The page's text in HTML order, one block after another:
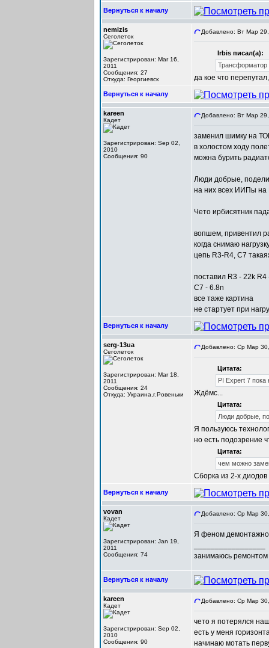
Вернуться к началу
nemizis
Сеголеток
Зарегистрирован: Mar 16,
2011
Сообщения: 27
Откуда: Георгиевск
Добавлено: Вт Мар
Irbis писал(а):
Трансформатор
да кое что
Вернуться к началу
kareen
Кадет
Зарегистрирован: Sep 02,
2010
Сообщения: 90
Добавлено: Вт Мар
заменил шимку на
в холостом ходу
можна бурить
Люди добрые,
на них всех ИИПы на
Чето ирбисятник
вопшем, привентил
когда снимаю
цепь R3-R4, C7
поставил R3 - 22k R4
C7 - 6.8n
все таже картина
не стартует при
Вернуться к началу
serg-13ua
Сеголеток
Зарегистрирован: Mar 18,
2011
Сообщения: 24
Откуда: Украина,г.Ровеньки
Добавлено: Ср Мар
Цитата:
PI Expert 7 пока
Ждёмс...
Цитата:
Люди добрые,
Я пользуюсь
но есть подозрение
Цитата:
чем можно
Сборка из 2-х
Вернуться к началу
vovan
Кадет
Зарегистрирован: Jan 19,
2011
Сообщения: 74
Добавлено: Ср Мар
Я феном
занимаюсь ремонтом
Вернуться к началу
kareen
Кадет
Зарегистрирован: Sep 02,
2010
Сообщения: 90
Добавлено: Ср Мар
чето я потерялся
есть у меня
начинаю мотать